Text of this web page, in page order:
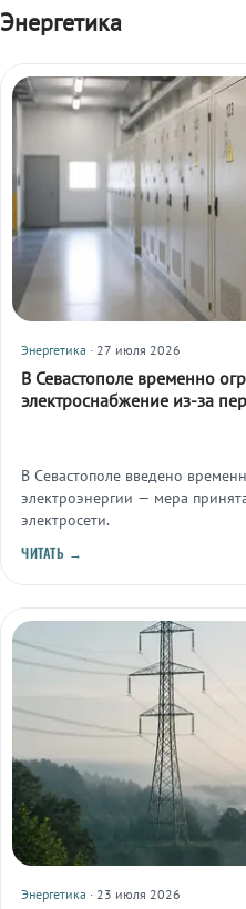
Энергетика
Энергетика · 27 июля 2026
В Севастополе временно
электроснабжение из-за
В Севастополе введено
электроэнергии — мера
электросети.
ЧИТАТЬ →
Энергетика · 23 июля 2026